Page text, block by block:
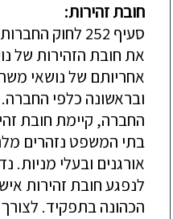
חובת זהירות:
את חובת הזהירות של
אחריותם של נושאי
ובראשונה כלפי החברה.
החברה, קיימת חובת
בתי המשפט נזהרים
אורגנים ובעלי מניות.
לנפגע חובת זהירות
הכהונה בתפקיד.